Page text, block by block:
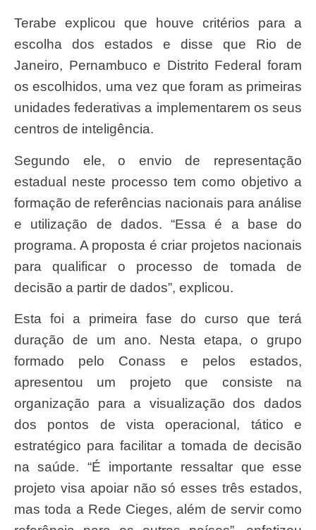
Terabe explicou que houve critérios para a
escolha dos estados e disse que Rio de
Janeiro, Pernambuco e Distrito Federal foram
os escolhidos, uma vez que foram as primeiras
unidades federativas a implementarem os seus
centros de inteligência.
Segundo ele, o envio de representação
estadual neste processo tem como objetivo a
formação de referências nacionais para análise
e utilização de dados. “Essa é a base do
programa. A proposta é criar projetos nacionais
para qualificar o processo de tomada de
decisão a partir de dados”, explicou.
Esta foi a primeira fase do curso que terá
duração de um ano. Nesta etapa, o grupo
formado pelo Conass e pelos estados,
apresentou um projeto que consiste na
organização para a visualização dos dados
dos pontos de vista operacional, tático e
estratégico para facilitar a tomada de decisão
na saúde. “É importante ressaltar que esse
projeto visa apoiar não só esses três estados,
mas toda a Rede Cieges, além de servir como